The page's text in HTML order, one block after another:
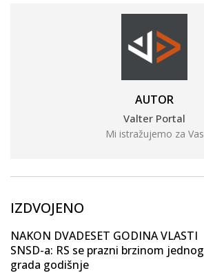
AUTOR
Valter Portal
Mi istražujemo za Vas
IZDVOJENO
NAKON DVADESET GODINA VLASTI
SNSD-a: RS se prazni brzinom jednog
grada godišnje